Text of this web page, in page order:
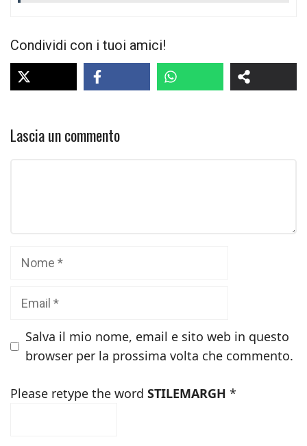
Condividi con i tuoi amici!
Lascia un commento
Salva il mio nome, email e sito web in questo
browser per la prossima volta che commento.
Please retype the word STILEMARGH *